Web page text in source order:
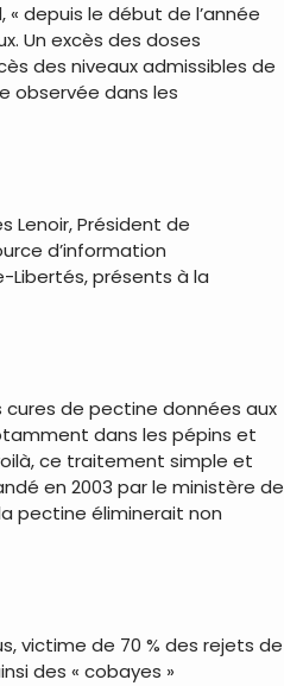
depuis le début de l’année
Un excès des doses
des niveaux admissibles de
observée dans les
Lenoir, Président de
d’information
Libertés, présents à la
de pectine données aux
dans les pépins et
ce traitement simple et
en 2003 par le ministère de
pectine éliminerait non
victime de 70 % des rejets de
des « cobayes »